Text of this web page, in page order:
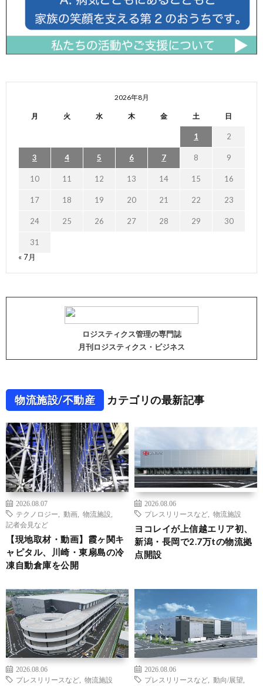
2026年8月
月 火 水 木 金 土 日
1 2
3 4 5 6 7 8 9
10 11 12 13 14 15 16
17 18 19 20 21 22 23
24 25 26 27 28 29 30
31
« 7月
ロジスティクス管理の専門誌
月刊ロジスティクス・ビジネス
物流施設/不動産 カテゴリの最新記事
2026.08.07
テクノロジー
動画 物流施設
記者会見など
【現地取材・動画】霞ヶ関キ
ャピタル、川崎・東扇島の冷
凍自動倉庫を公開
2026.08.06
プレスリリースなど
物流施設
ヨコレイが上信越エリア初、
新潟・長岡で2.7万tの物流拠
点開設
2026.08.06
プレスリリースなど
物流施設
2026.08.06
プレスリリースなど
動向/展望